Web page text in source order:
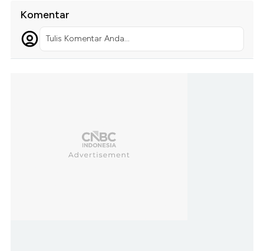
Komentar
Tulis Komentar Anda...